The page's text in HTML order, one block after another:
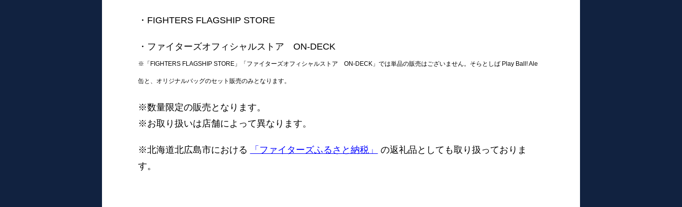
・FIGHTERS FLAGSHIP STORE
・ファイターズオフィシャルストア ON-DECK
※「FIGHTERS FLAGSHIP STORE」「ファイターズオフィシャルストア ON-DECK」では単品の販売はございません。そらとしば Play Ball! Ale
缶と、オリジナルバッグのセット販売のみとなります。
※数量限定の販売となります。
※お取り扱いは店舗によって異なります。
※北海道北広島市における 「ファイターズふるさと納税」
の返礼品としても取り扱っておりま
す。